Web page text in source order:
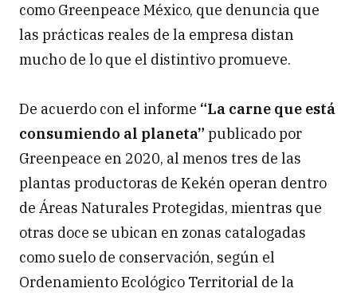
como Greenpeace México, que denuncia que
las prácticas reales de la empresa distan
mucho de lo que el distintivo promueve.
De acuerdo con el informe “La carne que está
consumiendo al planeta” publicado por
Greenpeace en 2020, al menos tres de las
plantas productoras de Kekén operan dentro
de Áreas Naturales Protegidas, mientras que
otras doce se ubican en zonas catalogadas
como suelo de conservación, según el
Ordenamiento Ecológico Territorial de la